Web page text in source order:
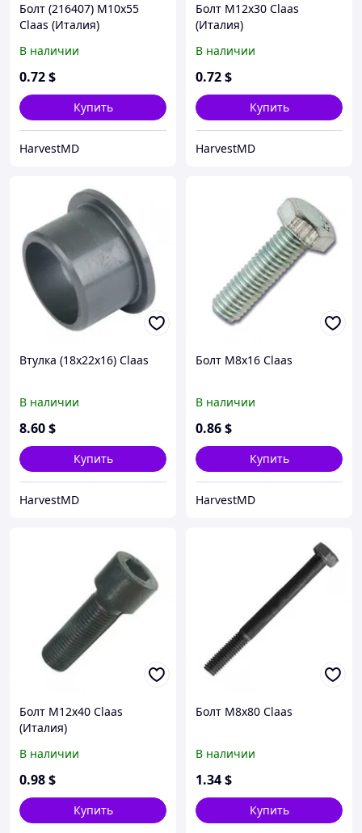
Болт (216407) M10x55
Claas (Италия)
В наличии
0.72$
Купить
HarvestMD
Болт М12х30 Claas
(Италия)
В наличии
0.72$
Купить
HarvestMD
Втулка (18х22х16) Claas
В наличии
8.60$
Купить
HarvestMD
Болт M8x16 Claas
В наличии
0.86$
Купить
HarvestMD
Болт M12x40 Claas
(Италия)
В наличии
0.98$
Купить
Болт M8x80 Claas
В наличии
1.34$
Купить